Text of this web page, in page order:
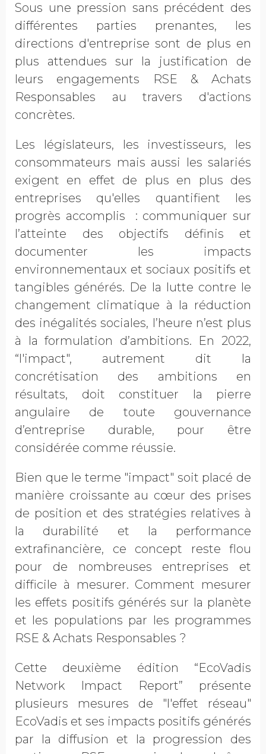
Sous une pression sans précédent des
différentes parties prenantes, les
directions d'entreprise sont de plus en
plus attendues sur la justification de
leurs engagements RSE & Achats
Responsables au travers d'actions
concrètes.
Les législateurs, les investisseurs, les
consommateurs mais aussi les salariés
exigent en effet de plus en plus des
entreprises qu'elles quantifient les
progrès accomplis : communiquer sur
l’atteinte des objectifs définis et
documenter les impacts
environnementaux et sociaux positifs et
tangibles générés. De la lutte contre le
changement climatique à la réduction
des inégalités sociales, l’heure n’est plus
à la formulation d’ambitions. En 2022,
“l'impact", autrement dit la
concrétisation des ambitions en
résultats, doit constituer la pierre
angulaire de toute gouvernance
d’entreprise durable, pour être
considérée comme réussie.
Bien que le terme "impact" soit placé de
manière croissante au cœur des prises
de position et des stratégies relatives à
la durabilité et la performance
extrafinancière, ce concept reste flou
pour de nombreuses entreprises et
difficile à mesurer. Comment mesurer
les effets positifs générés sur la planète
et les populations par les programmes
RSE & Achats Responsables ?
Cette deuxième édition “EcoVadis
Network Impact Report” présente
plusieurs mesures de "l'effet réseau"
EcoVadis et ses impacts positifs générés
par la diffusion et la progression des